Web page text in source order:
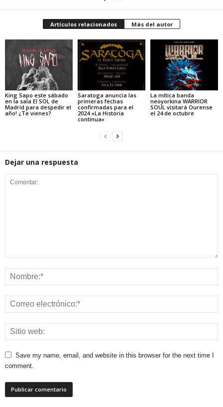
Artículos relacionados Más del autor
King Sapo este sábado
en la sala El SOL de
Madrid para despedir el
año! ¿Te vienes?
Saratoga anuncia las
primeras fechas
confirmadas para el
2024 «La Historia
continua»
La mítica banda
neoyorkina WARRIOR
SOUL visitará Ourense
el 24 de octubre
Dejar una respuesta
Save my name, email, and website in this browser for the next time I
comment.